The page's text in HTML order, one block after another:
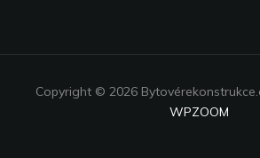
Copyright © 2026
WPZOOM